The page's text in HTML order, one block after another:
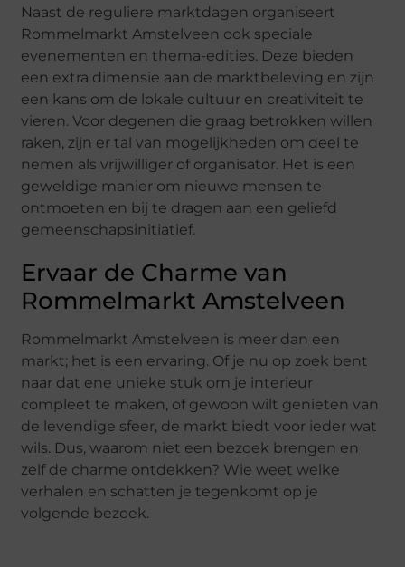
Naast de reguliere marktdagen organiseert
Rommelmarkt Amstelveen ook speciale
evenementen en thema-edities. Deze bieden
een extra dimensie aan de marktbeleving en zijn
een kans om de lokale cultuur en creativiteit te
vieren. Voor degenen die graag betrokken willen
raken, zijn er tal van mogelijkheden om deel te
nemen als vrijwilliger of organisator. Het is een
geweldige manier om nieuwe mensen te
ontmoeten en bij te dragen aan een geliefd
gemeenschapsinitiatief.
Ervaar de Charme van
Rommelmarkt Amstelveen
Rommelmarkt Amstelveen is meer dan een
markt; het is een ervaring. Of je nu op zoek bent
naar dat ene unieke stuk om je interieur
compleet te maken, of gewoon wilt genieten van
de levendige sfeer, de markt biedt voor ieder wat
wils. Dus, waarom niet een bezoek brengen en
zelf de charme ontdekken? Wie weet welke
verhalen en schatten je tegenkomt op je
volgende bezoek.